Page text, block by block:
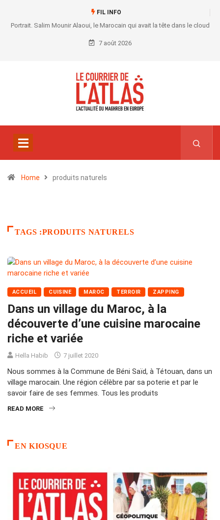
FIL INFO
Portrait. Salim Mounir Alaoui, le Marocain qui avait la tête dans le cloud
7 août 2026
Home produits naturels
TAGS :PRODUITS NATURELS
ACCUEIL CUISINE MAROC TERROIR ZAPPING
Dans un village du Maroc, à la
découverte d’une cuisine marocaine
riche et variée
Hella Habib 7 juillet 2020
Nous sommes à la Commune de Béni Saïd, à Tétouan, dans un
village marocain. Une région célèbre par sa poterie et par le
savoir faire de ses femmes. Tous les produits
READ MORE
EN KIOSQUE